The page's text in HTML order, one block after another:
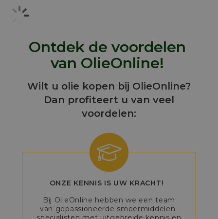
Ontdek de voordelen
van OlieOnline!
Wilt u olie kopen bij OlieOnline?
Dan profiteert u van veel
voordelen:
ONZE KENNIS IS UW KRACHT!
Bij OlieOnline hebben we een team
van gepassioneerde smeermiddelen-